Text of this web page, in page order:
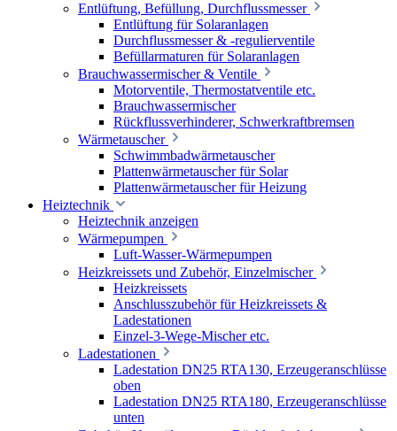
Entlüftung, Befüllung, Durchflussmesser
Entlüftung für Solaranlagen
Durchflussmesser & -regulierventile
Befüllarmaturen für Solaranlagen
Brauchwassermischer & Ventile
Motorventile, Thermostatventile etc.
Brauchwassermischer
Rückflussverhinderer, Schwerkraftbremsen
Wärmetauscher
Schwimmbadwärmetauscher
Plattenwärmetauscher für Solar
Plattenwärmetauscher für Heizung
Heiztechnik
Heiztechnik anzeigen
Wärmepumpen
Luft-Wasser-Wärmepumpen
Heizkreissets und Zubehör, Einzelmischer
Heizkreissets
Anschlusszubehör für Heizkreissets &
Ladestationen
Einzel-3-Wege-Mischer etc.
Ladestationen
Ladestation DN25 RTA130, Erzeugeranschlüsse
oben
Ladestation DN25 RTA180, Erzeugeranschlüsse
unten